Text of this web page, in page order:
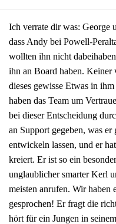
Ich verrate dir was: George
dass Andy bei Powell-
wollten ihn nicht
ihn an Board haben.
dieses gewisse Etwas in
haben das Team um
bei dieser Entscheidung
an Support gegeben, was
entwickeln lassen, und er
kreiert. Er ist so ein
unglaublicher smarter Kerl
meisten anrufen. Wir haben
gesprochen! Er fragt die
hört für ein Jungen in